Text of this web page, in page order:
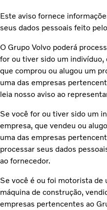
Este aviso fornece
seus dados pessoais feito
O Grupo Volvo poderá
for ou tiver sido um indivíduo,
que comprou ou alugou um
uma das empresas
leia nosso aviso ao
Se você for ou tiver sido um
empresa, que vendeu ou
uma das empresas
processar seus dados
ao fornecedor.
Se você é ou foi motorista de
máquina de construção,
empresas pertencentes ao